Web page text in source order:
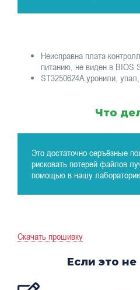
Неисправна плата
питанию, не виден в BIOS
ST3250624A уронили,
Что
Это достаточно серъёзные
рисковать потерей файлов
помощью в нашу
Скачать прошивку
Если это